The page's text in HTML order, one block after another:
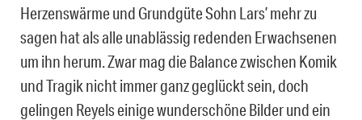
Herzenswärme und Grundgüte Sohn Lars’ mehr zu
sagen hat als alle unablässig redenden Erwachsenen
um ihn herum. Zwar mag die Balance zwischen Komik
und Tragik nicht immer ganz geglückt sein, doch
gelingen Reyels einige wunderschöne Bilder und ein